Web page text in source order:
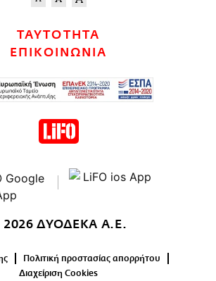
ΤΑΥΤΟΤΗΤΑ
ΕΠΙΚΟΙΝΩΝΙΑ
2026 ΔΥΟΔΕΚΑ Α.Ε.
Πολιτική προστασίας απορρήτου
Διαχείριση Cookies